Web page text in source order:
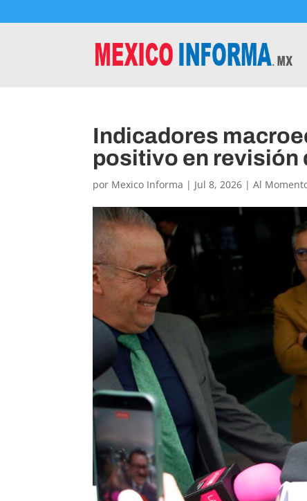
Indicadores
positivo en revisión
por Mexico Informa | Jul 8, 2026 |Al